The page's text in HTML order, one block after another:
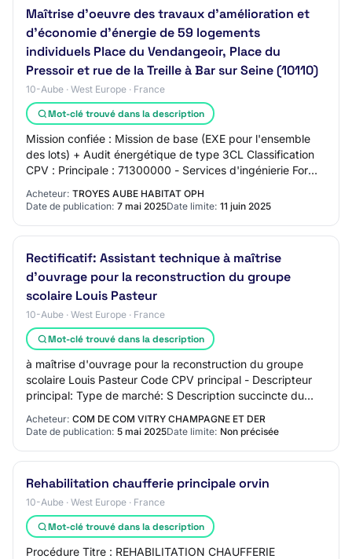
Maîtrise d'oeuvre des travaux d'amélioration et
d'économie d'énergie de 59 logements
individuels Place du Vendangeoir, Place du
Pressoir et rue de la Treille à Bar sur Seine (10110)
10-Aube · West Europe · France
Mot-clé trouvé dans la description
Mission confiée : Mission de base (EXE pour l'ensemble
des lots) + Audit énergétique de type 3CL Classification
CPV : Principale : 71300000 - Services d'ingénierie Forme
Acheteur: TROYES AUBE HABITAT OPH
Date de publication: 7 mai 2025Date limite: 11 juin 2025
Rectificatif: Assistant technique à maîtrise
d'ouvrage pour la reconstruction du groupe
scolaire Louis Pasteur
10-Aube · West Europe · France
Mot-clé trouvé dans la description
à maîtrise d'ouvrage pour la reconstruction du groupe
scolaire Louis Pasteur Code CPV principal - Descripteur
principal: Type de marché: S Description succincte du
Acheteur: COM DE COM VITRY CHAMPAGNE ET DER
Date de publication: 5 mai 2025Date limite: Non précisée
Rehabilitation chaufferie principale orvin
10-Aube · West Europe · France
Mot-clé trouvé dans la description
Procédure Titre : REHABILITATION CHAUFFERIE